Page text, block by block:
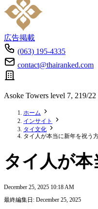
広告掲載
(063) 195-4335
contact@thairanked.com
Asoke Towers level 7, 219/
ホーム
インサイト
タイ文化
タイ人が本当に新年を祝う
タイ人が
December 25, 2025 10:18 AM
最終編集日: December 25, 2025